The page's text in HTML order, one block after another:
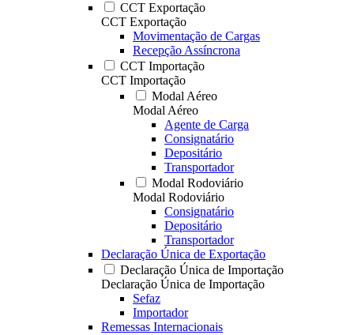
CCT Exportação
CCT Exportação
Movimentação de Cargas
Recepção Assíncrona
CCT Importação
CCT Importação
Modal Aéreo
Modal Aéreo
Agente de Carga
Consignatário
Depositário
Transportador
Modal Rodoviário
Modal Rodoviário
Consignatário
Depositário
Transportador
Declaração Única de Exportação
Declaração Única de Importação
Declaração Única de Importação
Sefaz
Importador
Remessas Internacionais